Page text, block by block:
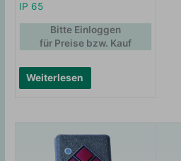
IP 65
Weiterlesen
Bitte Einloggen
für Preise bzw. Kauf